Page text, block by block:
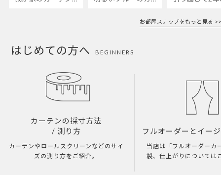
お部屋スナップをもっと見る >>
はじめての方へ BEGINNERS
カーテンの採寸方法
/ 測り方
カーテンやロールスクリーンなどのサイ
ズの測り方をご紹介。
フルオーダーとイー
当店は「フルオーダーカ
製、仕上がりについては